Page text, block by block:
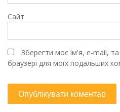
Сайт
Зберегти моє ім'я, e-mail,
браузері для моїх подальших